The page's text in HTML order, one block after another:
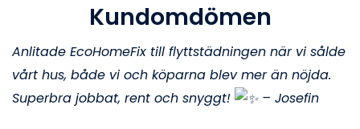
Kundomdömen
Anlitade EcoHomeFix till flyttstädningen när vi sålde
vårt hus, både vi och köparna blev mer än nöjda.
Superbra jobbat, rent och snyggt!
– Josefin